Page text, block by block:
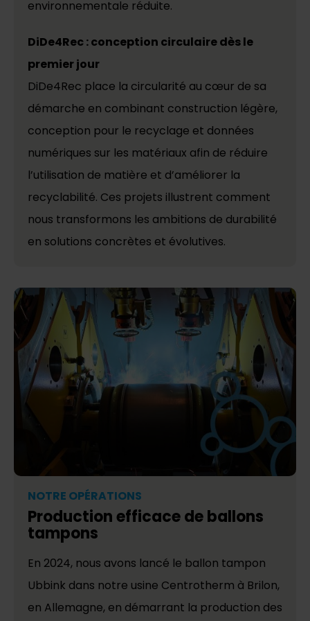
environnementale réduite.
DiDe4Rec : conception circulaire dès le
premier jour
DiDe4Rec place la circularité au cœur de sa
démarche en combinant construction légère,
conception pour le recyclage et données
numériques sur les matériaux afin de réduire
l’utilisation de matière et d’améliorer la
recyclabilité. Ces projets illustrent comment
nous transformons les ambitions de durabilité
en solutions concrètes et évolutives.
NOTRE OPÉRATIONS
Production efficace de ballons
tampons
En 2024, nous avons lancé le ballon tampon
Ubbink dans notre usine Centrotherm à Brilon,
en Allemagne, en démarrant la production des